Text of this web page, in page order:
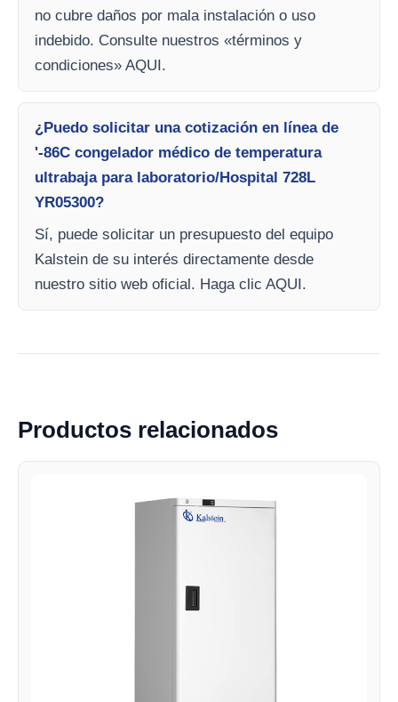
no cubre daños por mala instalación o uso
indebido. Consulte nuestros «términos y
condiciones» AQUI.
¿Puedo solicitar una cotización en línea de
'-86C congelador médico de temperatura
ultrabaja para laboratorio/Hospital 728L
YR05300?
Sí, puede solicitar un presupuesto del equipo
Kalstein de su interés directamente desde
nuestro sitio web oficial. Haga clic AQUI.
Productos relacionados